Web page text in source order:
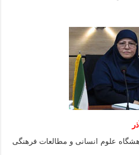
علوم انسانی و مطالعات فرهنگى